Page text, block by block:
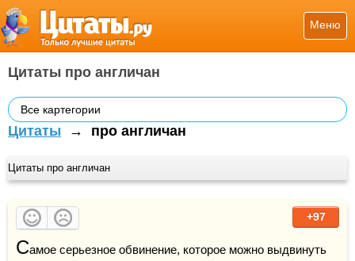
Меню
Цитаты про англичан
Все картегории
Цитаты → про англичан
Цитаты про англичан
+97
Самое серьезное обвинение, которое можно выдвинуть